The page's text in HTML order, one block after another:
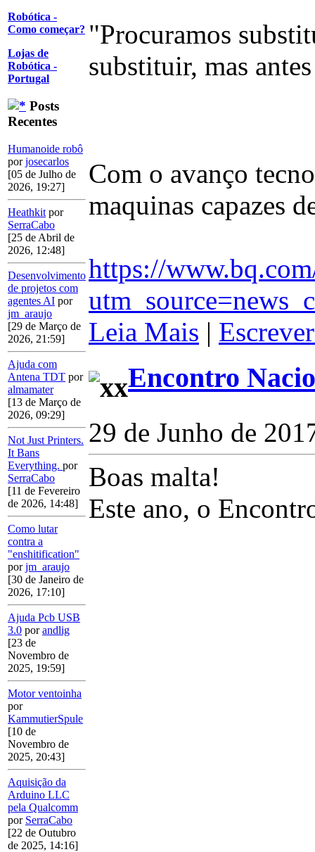
Robótica -
Como começar?
Lojas de
Robótica -
Portugal
Posts
Recentes
Humanoide robô
porjosecarlos
[05 de Julho de
2026, 19:27]
Heathkit por
SerraCabo
[25 de Abril de
2026, 12:48]
Desenvolvimento
de projetos com
agentes AI por
jm_araujo
[29 de Março de
2026, 21:59]
Ajuda com
Antena TDT por
almamater
[13 de Março de
2026, 09:29]
Not Just Printers.
It Bans
Everything. por
SerraCabo
[11 de Fevereiro
de 2026, 14:48]
Como lutar
contra a
"enshitification"
porjm_araujo
[30 de Janeiro de
2026, 17:10]
Ajuda Pcb USB
3.0 porandlig
[23 de
Novembro de
2025, 19:59]
Motor ventoinha
por
KammutierSpule
[10 de
Novembro de
2025, 20:43]
Aquisição da
Arduino LLC
pela Qualcomm
por SerraCabo
[22 de Outubro
de 2025, 14:16]
"Procuramos
substituir, mas
Com o avanço
maquinas capazes
https://
Leia Mais |
Encontro
29 de Junho de
Boas malta!
Este ano, o